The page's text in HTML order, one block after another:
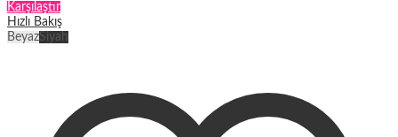
Karşılaştır
Hızlı Bakış
BeyazSiyah